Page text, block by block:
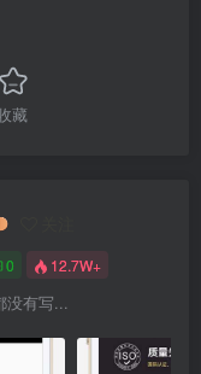
藏
0 12.7W+
没有写...